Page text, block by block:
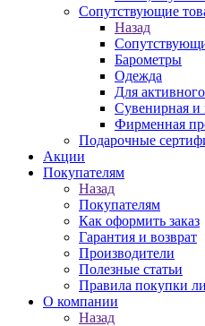
Сопутствующие
Назад
Барометры
Одежда
Для
Сувенирная и
Фирменная
Подарочные
Акции
Покупателям
Назад
Покупателям
Как оформить заказ
Гарантия и возврат
Производители
Полезные статьи
Правила покупки
О компании
Назад